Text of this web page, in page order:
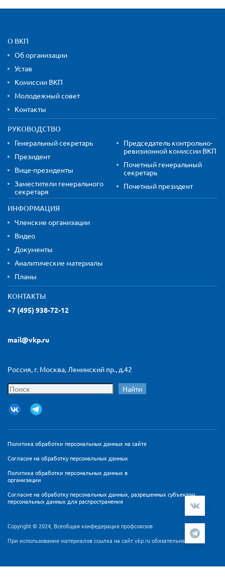
Карта сайта и контактная
О ВКП
Об организации
Устав
Комиссии ВКП
Молодежный совет
Контакты
РУКОВОДСТВО
Генеральный секретарь
Президент
Вице-президенты
Заместители генерального
секретаря
Председатель контрольно-
ревизионной комиссии ВКП
Почетный генеральный
секретарь
Почетный президент
ИНФОРМАЦИЯ
Членские организации
Видео
Документы
Аналитические материалы
Планы
КОНТАКТЫ
+7 (495) 938-72-12
mail@vkp.ru
Россия, г. Москва, Ленинский пр., д.42
Найти
Политика обработки персональных данных на сайте
Согласие на обработку персональных данных
Политика обработки персональных данных в
организации
Согласие на обработку персональных данных, разрешенных субъектом
персональных данных для распространения
Copyright © 2024, Всеобщая конфедерация профсоюзов
При использование материалов ссылка на сайт vkp.ru обязательна